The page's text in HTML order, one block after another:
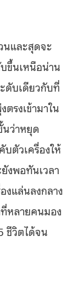
นและสุดจะ
ขึ้นเหนือน่าน
ดับเดียวกับที่
รงเข้ามาใน
นว่าหยุด
ตัวเครื่องให้
งพอทันเวลา
งแล่นลงกลาง
ที่หลายคนมอง
ชีวิตได้จน